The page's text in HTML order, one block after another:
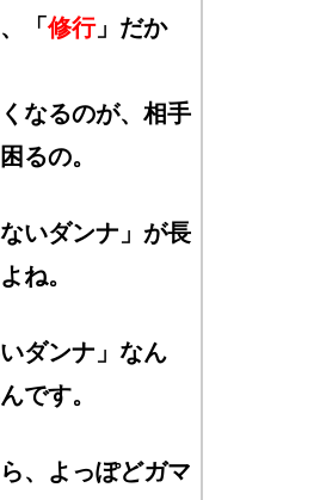
「修行」だか
なるのが、相手
るの。
いダンナ」が長
ね。
ダンナ」なん
です。
、よっぽどガマ